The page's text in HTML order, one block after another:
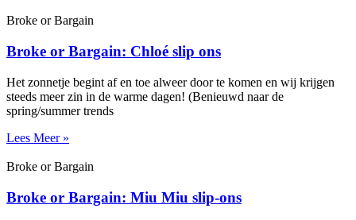
Broke or Bargain
Broke or Bargain: Chloé slip ons
Het zonnetje begint af en toe alweer door te komen en wij krijgen
steeds meer zin in de warme dagen! (Benieuwd naar de
spring/summer trends
Lees Meer »
Broke or Bargain
Broke or Bargain: Miu Miu slip-ons